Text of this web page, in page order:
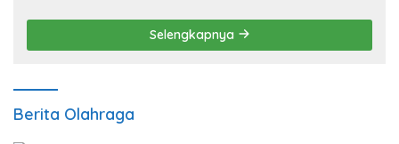
Selengkapnya
Berita Olahraga